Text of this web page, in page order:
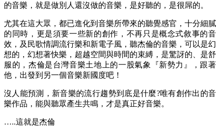
的音樂，就是做別人還沒做的音樂，是好聽的，是很屌的。
尤其在這大眾，都已進化到音樂所帶來的聽覺感官，十分細膩
的同時，更是須要一些新的創作，不再只是概念式敘事的音
效，及民歌情調流行樂和新電子風，聽杰倫的音樂，可以是幻
想的，幻想著快樂，超越空間與時間的束縛，是驚訝的、是舒
服的，杰倫是台灣音樂土地上的一股氣象『新勢力』，跟著
他，出發到另一個音樂新國度吧！
沒人能預測，新音樂的流行趨勢到底是什麼?唯有創作出的音
樂作品，能與聽眾產生共鳴，才是真正好音樂。
…..這就是杰倫